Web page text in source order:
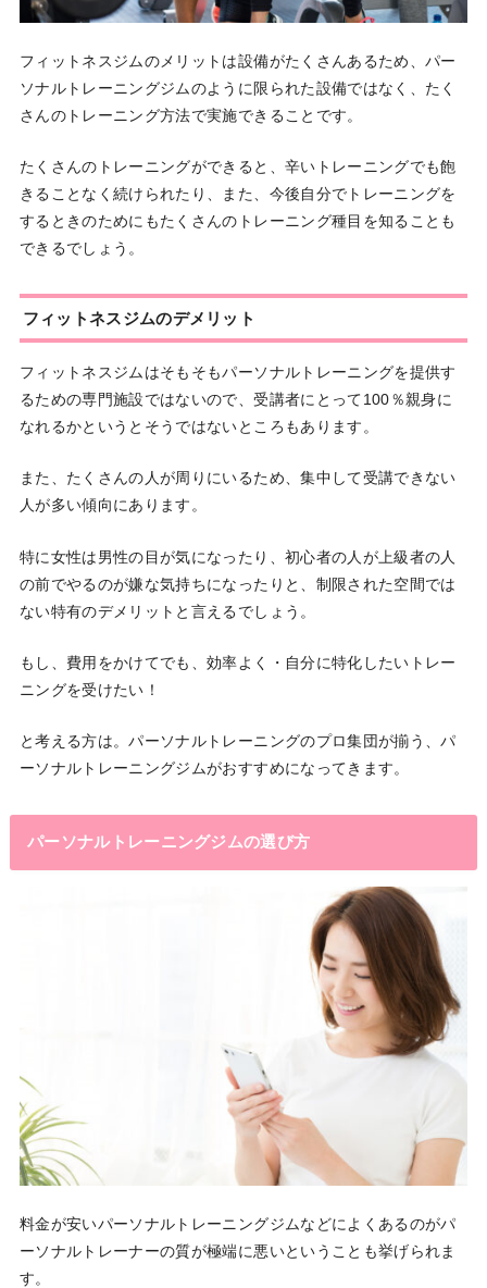
フィットネスジムのメリットは設備がたくさんあるため、パー
ソナルトレーニングジムのように限られた設備ではなく、たく
さんのトレーニング方法で実施できることです。
たくさんのトレーニングができると、辛いトレーニングでも飽
きることなく続けられたり、また、今後自分でトレーニングを
するときのためにもたくさんのトレーニング種目を知ることも
できるでしょう。
フィットネスジムのデメリット
フィットネスジムはそもそもパーソナルトレーニングを提供す
るための専門施設ではないので、受講者にとって100％親身に
なれるかというとそうではないところもあります。
また、たくさんの人が周りにいるため、集中して受講できない
人が多い傾向にあります。
特に女性は男性の目が気になったり、初心者の人が上級者の人
の前でやるのが嫌な気持ちになったりと、制限された空間では
ない特有のデメリットと言えるでしょう。
もし、費用をかけてでも、効率よく・自分に特化したいトレー
ニングを受けたい！
と考える方は。パーソナルトレーニングのプロ集団が揃う、パ
ーソナルトレーニングジムがおすすめになってきます。
パーソナルトレーニングジムの選び方
料金が安いパーソナルトレーニングジムなどによくあるのがパ
ーソナルトレーナーの質が極端に悪いということも挙げられま
す。